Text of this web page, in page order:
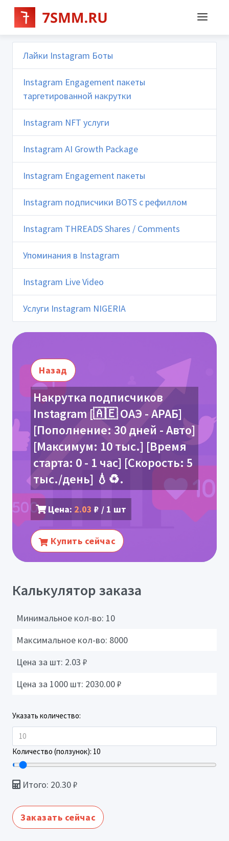
Лайки Instagram Боты
Instagram Engagement пакеты
таргетированной накрутки
Instagram NFT услуги
Instagram AI Growth Package
Instagram Engagement пакеты
Instagram подписчики BOTS с рефиллом
Instagram THREADS Shares / Comments
Упоминания в Instagram
Instagram Live Video
Услуги Instagram NIGERIA
Назад
Накрутка подписчиков
Instagram [🇦🇪 ОАЭ - АРАБ]
[Пополнение: 30 дней - Авто]
[Максимум: 10 тыс.] [Время
старта: 0 - 1 час] [Скорость: 5
тыс./день] 💧♻️.
Цена: 2.03 ₽ / 1 шт
Купить сейчас
Калькулятор заказа
Минимальное кол-во: 10
Максимальное кол-во: 8000
Цена за шт: 2.03 ₽
Цена за 1000 шт: 2030.00₽
Указать количество:
Количество (ползунок): 10
Итого: 20.30₽
Заказать сейчас